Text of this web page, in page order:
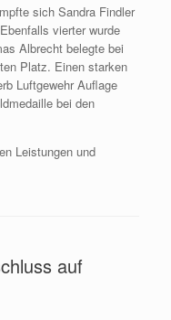
sich Sandra Findler
vierter wurde
Albrecht belegte bei
Platz. Einen starken
Luftgewehr Auflage
bei den
Leistungen und
auf